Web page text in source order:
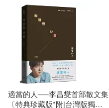
適當的人──李昌燮首部散文集
〔特典珍藏版*附|台灣版獨家